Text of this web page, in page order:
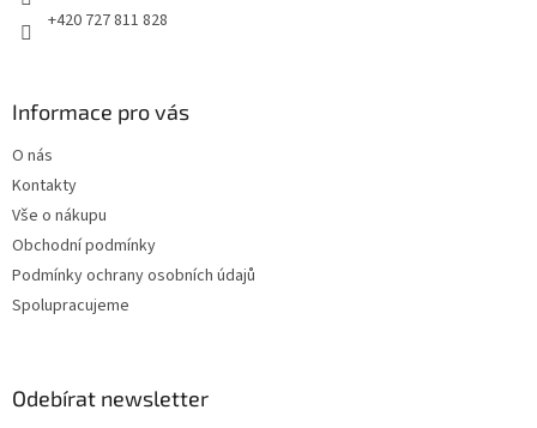
+420 727 811 828
Informace pro vás
O nás
Kontakty
Vše o nákupu
Obchodní podmínky
Podmínky ochrany osobních údajů
Spolupracujeme
Odebírat newsletter